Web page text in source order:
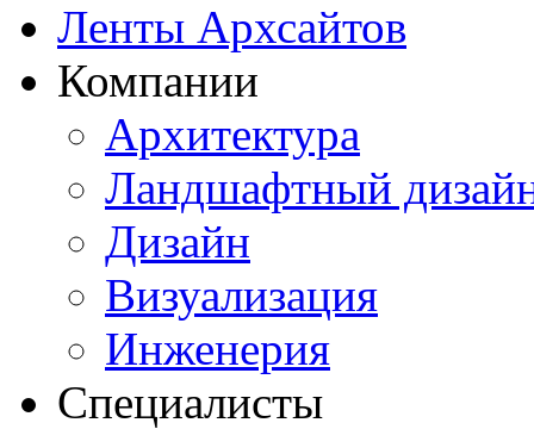
Ленты Архсайтов
Компании
Архитектура
Ландшафтный
Дизайн
Визуализация
Инженерия
Специалисты